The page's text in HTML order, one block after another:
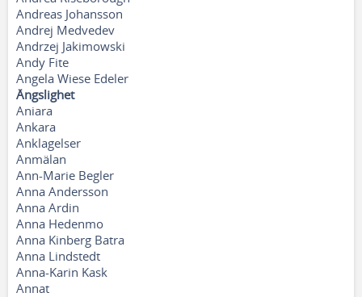
Andreas Johansson
Andrej Medvedev
Andrzej Jakimowski
Andy Fite
Angela Wiese Edeler
Ängslighet
Aniara
Ankara
Anklagelser
Anmälan
Ann-Marie Begler
Anna Andersson
Anna Ardin
Anna Hedenmo
Anna Kinberg Batra
Anna Lindstedt
Anna-Karin Kask
Annat